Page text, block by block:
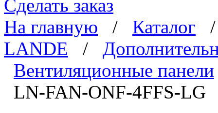
Сделать заказ
На главную / Каталог
LANDE /
Вентиляционные панели
LN-FAN-ONF-4FFS-LG